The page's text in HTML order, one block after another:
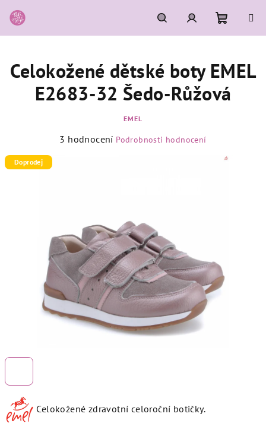
na
obsah
HledatPřihlášeníNákupní
košík
Celokožené zdravotní celoroční botičky.
Celokožené dětské boty EMEL
E2683-32 Šedo-Růžová
EMEL
Průměrné
hvězdiček.
3 hodnocení Podrobnosti hodnocení
Doprodej